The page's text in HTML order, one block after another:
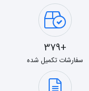
+379
سفارشات تکمیل شده